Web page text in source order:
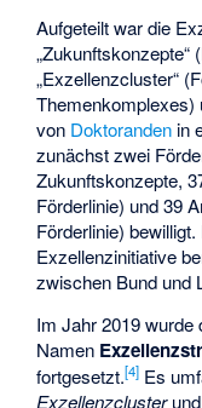
Aufgeteilt war die
„Exzellenzcluster“
Themenkomplexes)
von Doktoranden in
zunächst zwei
Zukunftskonzepte,
Förderlinie) und 39
Förderlinie)
Exzellenzinitiative
zwischen Bund und
Im Jahr 2019 wurde
Namen
fortgesetzt.[4] Es
Exzellenzclusterund